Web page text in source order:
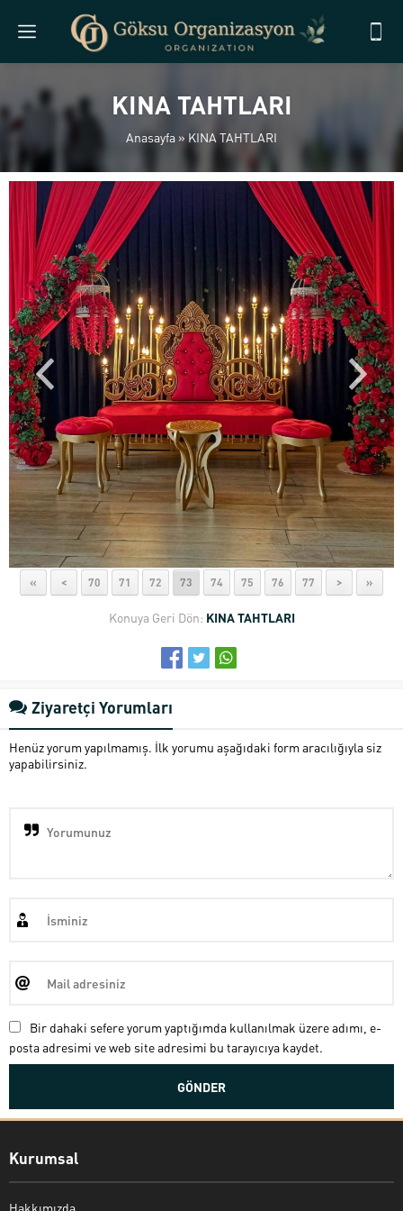
KINA TAHTLARI
Anasayfa » KINA TAHTLARI
« < 70 71 72 73 74 75 76 77 > »
Konuya Geri Dön: KINA TAHTLARI
Ziyaretçi Yorumları
Henüz yorum yapılmamış. İlk yorumu aşağıdaki form aracılığıyla siz
yapabilirsiniz.
Bir dahaki sefere yorum yaptığımda kullanılmak üzere adımı, e-
posta adresimi ve web site adresimi bu tarayıcıya kaydet.
Kurumsal
Hakkımızda